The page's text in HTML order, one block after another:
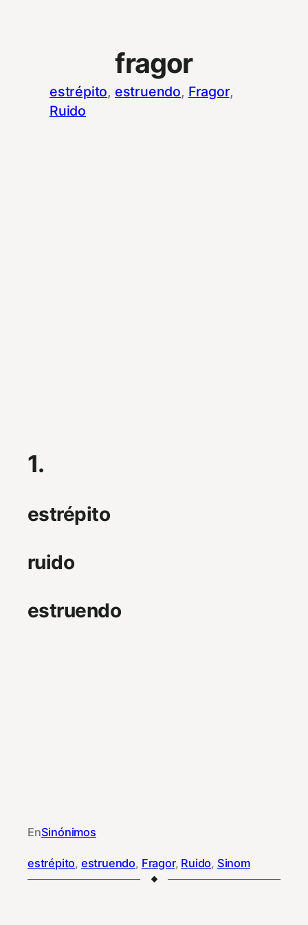
fragor
estrépito, estruendo, Fragor
Ruido
1.
estrépito
ruido
estruendo
EnSinónimos
estrépito, estruendo, Fragor, Ruido, Sinom